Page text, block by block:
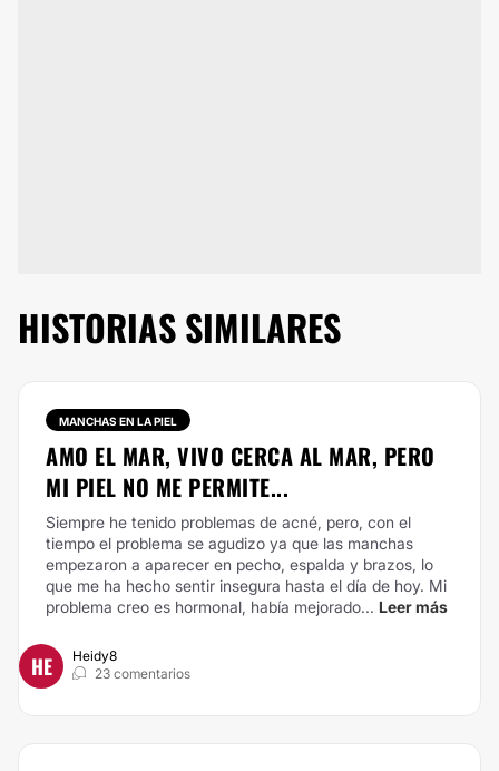
HISTORIAS SIMILARES
MANCHAS EN LA PIEL
AMO EL MAR, VIVO CERCA AL MAR, PERO
MI PIEL NO ME PERMITE...
Siempre he tenido problemas de acné, pero, con el
tiempo el problema se agudizo ya que las manchas
empezaron a aparecer en pecho, espalda y brazos, lo
que me ha hecho sentir insegura hasta el día de hoy. Mi
problema creo es hormonal, había mejorado... Leer más
HE
Heidy8
23 comentarios